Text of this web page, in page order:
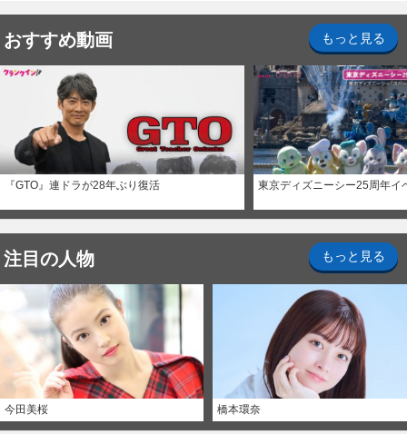
おすすめ動画 もっと見る
『GTO』連ドラが28年ぶり復活 東京ディズニーシー25周年イ
注目の人物 もっと見る
今田美桜 橋本環奈